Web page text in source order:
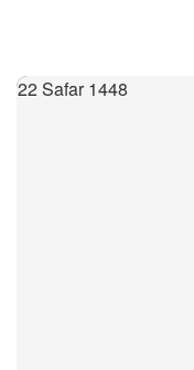
22 Safar 1448